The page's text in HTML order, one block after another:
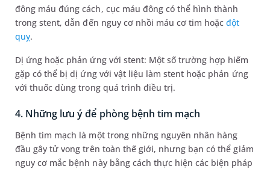
đông máu đúng cách, cục máu đông có thể hình thành
trong stent, dẫn đến nguy cơ nhồi máu cơ tim hoặcđột
quỵ.
Dị ứng hoặc phản ứng với stent: Một số trường hợp hiếm
gặp có thể bị dị ứng với vật liệu làm stent hoặc phản ứng
với thuốc dùng trong quá trình điều trị.
4. Những lưu ý để phòng bệnh tim mạch
Bệnh tim mạch là một trong những nguyên nhân hàng
đầu gây tử vong trên toàn thế giới, nhưng bạn có thể giảm
nguy cơ mắc bệnh này bằng cách thực hiện các biện pháp